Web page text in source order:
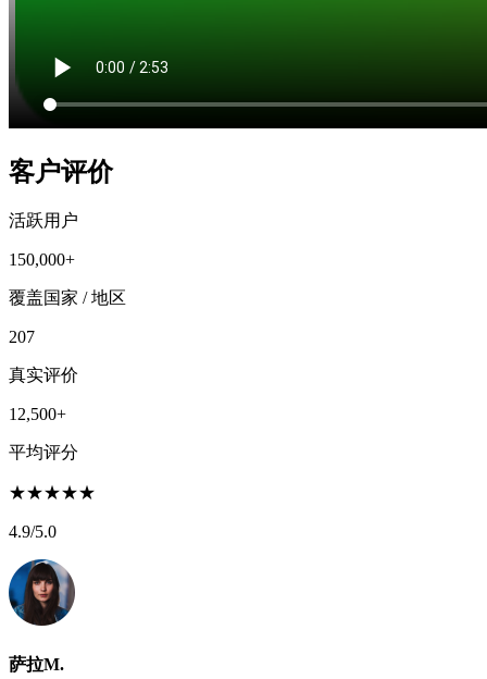
客户评价
活跃用户
150,000+
覆盖国家 / 地区
207
真实评价
12,500+
平均评分
★★★★★
4.9/5.0
萨拉M.